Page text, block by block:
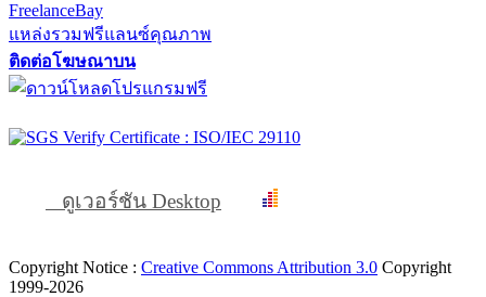
FreelanceBay
แหล่งรวมฟรีแลนซ์คุณภาพ
ติดต่อโฆษณาบน
ดูเวอร์ชัน Desktop
Copyright Notice : Creative Commons Attribution 3.0 Copyright
1999-2026